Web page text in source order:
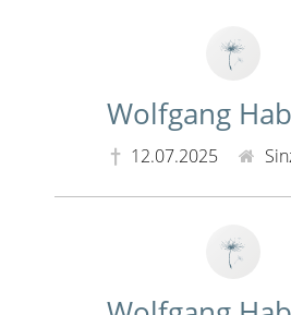
Wolfgang
12.07.2025